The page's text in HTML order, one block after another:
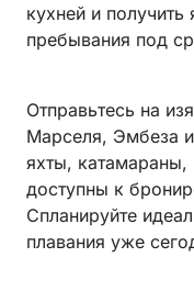
кухней и получить
пребывания под
Отправьтесь на
Марселя, Эмбеза
яхты, катамараны,
доступны к
Спланируйте
плавания уже